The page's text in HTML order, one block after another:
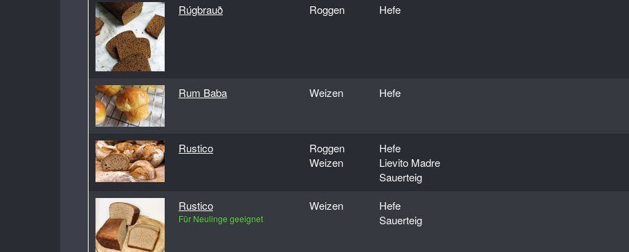
Rúgbrauð Roggen Hefe
Rum Baba Weizen Hefe
Rustico
Roggen
Weizen
Hefe
Lievito Madre
Sauerteig
Rustico
Für Neulinge geeignet
Weizen
Hefe
Sauerteig